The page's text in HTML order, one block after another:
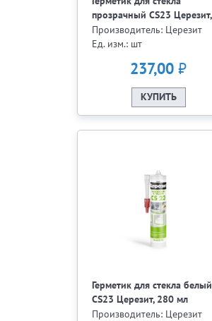
прозрачный CS23 Церезит,
280 мл
Производитель: Церезит
Ед. изм.: шт
237,00 ₽
КУПИТЬ
Герметик для стекла белый
CS23 Церезит, 280 мл
Производитель: Церезит